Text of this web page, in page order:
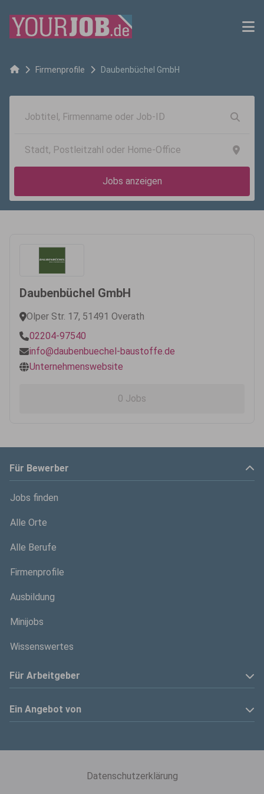
Firmenprofile Daubenbüchel GmbH
Jobs anzeigen
Daubenbüchel GmbH
Olper Str. 17, 51491 Overath
02204-97540
info@daubenbuechel-baustoffe.de
Unternehmenswebsite
0 Jobs
Für Bewerber
Jobs finden
Alle Orte
Alle Berufe
Firmenprofile
Ausbildung
Minijobs
Wissenswertes
Für Arbeitgeber
Anzeige schalten
Ein Angebot von
Datenschutzerklärung